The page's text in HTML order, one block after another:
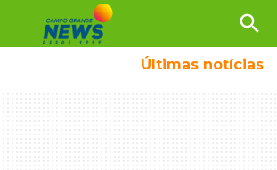
search
Últimas notícias